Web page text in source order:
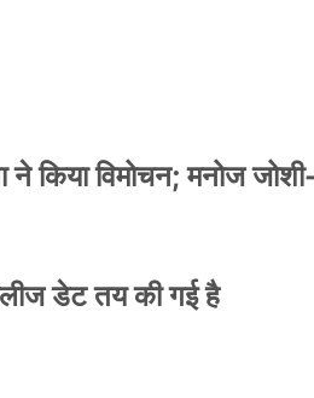
ने किया विमोचन; मनोज
डेट तय की गई है